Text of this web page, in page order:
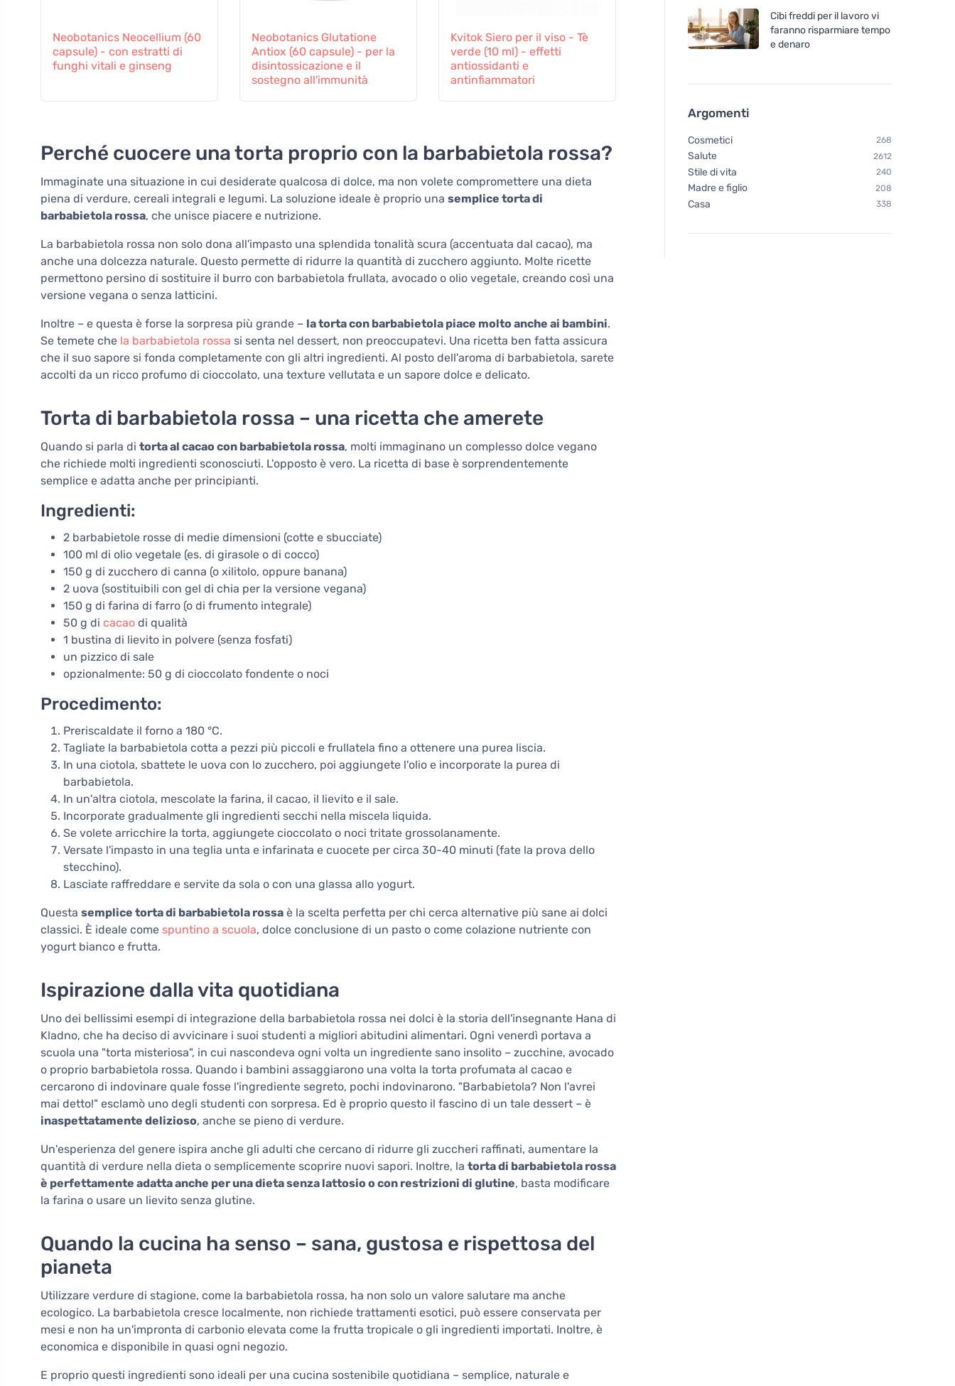
Neobotanics Neocellium (60
capsule) - con estratti di
funghi vitali e ginseng
Neobotanics Glutatione
Antiox (60 capsule) - per la
disintossicazione e il
sostegno all'immunità
Kvitok Siero per il viso - Tè
verde (10 ml) - effetti
antiossidanti e
antinfiammatori
Perché cuocere una torta proprio con la barbabietola rossa?
Immaginate una situazione in cui desiderate qualcosa di dolce, ma non volete compromettere una dieta
piena di verdure, cereali integrali e legumi. La soluzione ideale è proprio una semplice torta di
barbabietola rossa, che unisce piacere e nutrizione.
La barbabietola rossa non solo dona all'impasto una splendida tonalità scura (accentuata dal cacao), ma
anche una dolcezza naturale. Questo permette di ridurre la quantità di zucchero aggiunto. Molte ricette
permettono persino di sostituire il burro con barbabietola frullata, avocado o olio vegetale, creando così una
versione vegana o senza latticini.
Inoltre – e questa è forse la sorpresa più grande – la torta con barbabietola piace molto anche ai bambini.
Se temete che la barbabietola rossa si senta nel dessert, non preoccupatevi. Una ricetta ben fatta assicura
che il suo sapore si fonda completamente con gli altri ingredienti. Al posto dell'aroma di barbabietola, sarete
accolti da un ricco profumo di cioccolato, una texture vellutata e un sapore dolce e delicato.
Torta di barbabietola rossa – una ricetta che amerete
Quando si parla di torta al cacao con barbabietola rossa, molti immaginano un complesso dolce vegano
che richiede molti ingredienti sconosciuti. L'opposto è vero. La ricetta di base è sorprendentemente
semplice e adatta anche per principianti.
Ingredienti:
2 barbabietole rosse di medie dimensioni (cotte e sbucciate)
100 ml di olio vegetale (es. di girasole o di cocco)
150 g di zucchero di canna (o xilitolo, oppure banana)
2 uova (sostituibili con gel di chia per la versione vegana)
150 g di farina di farro (o di frumento integrale)
50 g di cacao di qualità
1 bustina di lievito in polvere (senza fosfati)
un pizzico di sale
opzionalmente: 50 g di cioccolato fondente o noci
Procedimento:
Preriscaldate il forno a 180 °C.
Tagliate la barbabietola cotta a pezzi più piccoli e frullatela fino a ottenere una purea liscia.
In una ciotola, sbattete le uova con lo zucchero, poi aggiungete l'olio e incorporate la purea di
barbabietola.
In un'altra ciotola, mescolate la farina, il cacao, il lievito e il sale.
Incorporate gradualmente gli ingredienti secchi nella miscela liquida.
Se volete arricchire la torta, aggiungete cioccolato o noci tritate grossolanamente.
Versate l'impasto in una teglia unta e infarinata e cuocete per circa 30-40 minuti (fate la prova dello
stecchino).
Lasciate raffreddare e servite da sola o con una glassa allo yogurt.
Questa semplice torta di barbabietola rossa è la scelta perfetta per chi cerca alternative più sane ai dolci
classici. È ideale come spuntino a scuola, dolce conclusione di un pasto o come colazione nutriente con
yogurt bianco e frutta.
Ispirazione dalla vita quotidiana
Uno dei bellissimi esempi di integrazione della barbabietola rossa nei dolci è la storia dell'insegnante Hana di
Kladno, che ha deciso di avvicinare i suoi studenti a migliori abitudini alimentari. Ogni venerdì portava a
scuola una "torta misteriosa", in cui nascondeva ogni volta un ingrediente sano insolito – zucchine, avocado
o proprio barbabietola rossa. Quando i bambini assaggiarono una volta la torta profumata al cacao e
cercarono di indovinare quale fosse l'ingrediente segreto, pochi indovinarono. "Barbabietola? Non l'avrei
mai detto!" esclamò uno degli studenti con sorpresa. Ed è proprio questo il fascino di un tale dessert – è
inaspettatamente delizioso, anche se pieno di verdure.
Un'esperienza del genere ispira anche gli adulti che cercano di ridurre gli zuccheri raffinati, aumentare la
quantità di verdure nella dieta o semplicemente scoprire nuovi sapori. Inoltre, la torta di barbabietola rossa
è perfettamente adatta anche per una dieta senza lattosio o con restrizioni di glutine, basta modificare
la farina o usare un lievito senza glutine.
Quando la cucina ha senso – sana, gustosa e rispettosa del
pianeta
Utilizzare verdure di stagione, come la barbabietola rossa, ha non solo un valore salutare ma anche
ecologico. La barbabietola cresce localmente, non richiede trattamenti esotici, può essere conservata per
mesi e non ha un'impronta di carbonio elevata come la frutta tropicale o gli ingredienti importati. Inoltre, è
economica e disponibile in quasi ogni negozio.
E proprio questi ingredienti sono ideali per una cucina sostenibile quotidiana – semplice, naturale e
Cibi freddi per il lavoro vi
faranno risparmiare tempo
e denaro
Argomenti
Cosmetici 268
Salute 2612
Stile di vita 240
Madre e figlio 208
Casa 338